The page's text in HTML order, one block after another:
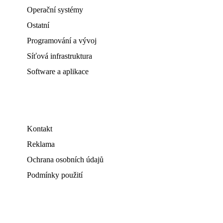
Operační systémy
Ostatní
Programování a vývoj
Síťová infrastruktura
Software a aplikace
Kontakt
Reklama
Ochrana osobních údajů
Podmínky použití